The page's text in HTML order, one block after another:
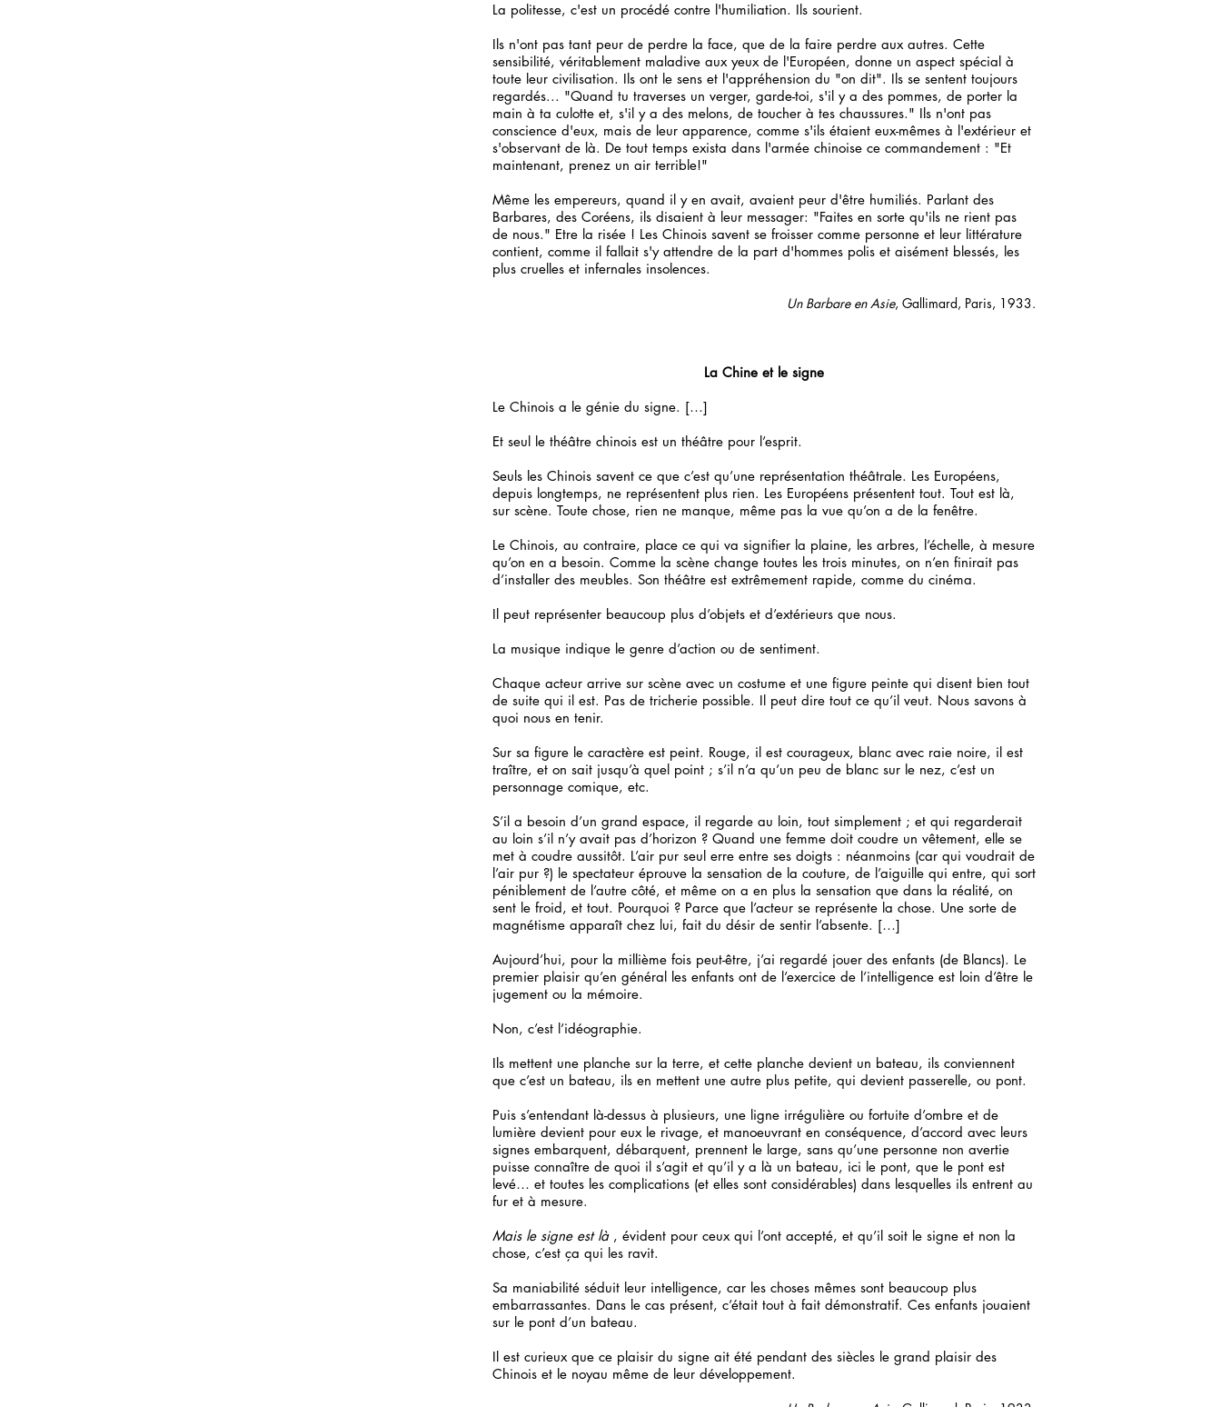
La politesse, c'est un procédé contre l'humiliation. Ils sourient.
Ils n'ont pas tant peur de perdre la face, que de la faire perdre aux autres. Cette
sensibilité, véritablement maladive aux yeux de l'Européen, donne un aspect spécial à
toute leur civilisation. Ils ont le sens et l'appréhension du "on dit". Ils se sentent toujours
regardés... "Quand tu traverses un verger, garde-toi, s'il y a des pommes, de porter la
main à ta culotte et, s'il y a des melons, de toucher à tes chaussures." Ils n'ont pas
conscience d'eux, mais de leur apparence, comme s'ils étaient eux-mêmes à l'extérieur et
s'observant de là. De tout temps exista dans l'armée chinoise ce commandement : "Et
maintenant, prenez un air terrible!"
Même les empereurs, quand il y en avait, avaient peur d'être humiliés. Parlant des
Barbares, des Coréens, ils disaient à leur messager: "Faites en sorte qu'ils ne rient pas
de nous." Etre la risée ! Les Chinois savent se froisser comme personne et leur littérature
contient, comme il fallait s'y attendre de la part d'hommes polis et aisément blessés, les
plus cruelles et infernales insolences.
Un Barbare en Asie, Gallimard, Paris, 1933.
La Chine et le signe
Le Chinois a le génie du signe. […]
Et seul le théâtre chinois est un théâtre pour l’esprit.
Seuls les Chinois savent ce que c’est qu’une représentation théâtrale. Les Européens,
depuis longtemps, ne représentent plus rien. Les Européens présentent tout. Tout est là,
sur scène. Toute chose, rien ne manque, même pas la vue qu’on a de la fenêtre.
Le Chinois, au contraire, place ce qui va signifier la plaine, les arbres, l’échelle, à mesure
qu’on en a besoin. Comme la scène change toutes les trois minutes, on n’en finirait pas
d’installer des meubles. Son théâtre est extrêmement rapide, comme du cinéma.
Il peut représenter beaucoup plus d’objets et d’extérieurs que nous.
La musique indique le genre d’action ou de sentiment.
Chaque acteur arrive sur scène avec un costume et une figure peinte qui disent bien tout
de suite qui il est. Pas de tricherie possible. Il peut dire tout ce qu’il veut. Nous savons à
quoi nous en tenir.
Sur sa figure le caractère est peint. Rouge, il est courageux, blanc avec raie noire, il est
traître, et on sait jusqu’à quel point ; s’il n’a qu’un peu de blanc sur le nez, c’est un
personnage comique, etc.
S’il a besoin d’un grand espace, il regarde au loin, tout simplement ; et qui regarderait
au loin s’il n’y avait pas d’horizon ? Quand une femme doit coudre un vêtement, elle se
met à coudre aussitôt. L’air pur seul erre entre ses doigts : néanmoins (car qui voudrait de
l’air pur ?) le spectateur éprouve la sensation de la couture, de l’aiguille qui entre, qui sort
péniblement de l’autre côté, et même on a en plus la sensation que dans la réalité, on
sent le froid, et tout. Pourquoi ? Parce que l’acteur se représente la chose. Une sorte de
magnétisme apparaît chez lui, fait du désir de sentir l’absente. […]
Aujourd’hui, pour la millième fois peut-être, j’ai regardé jouer des enfants (de Blancs). Le
premier plaisir qu’en général les enfants ont de l’exercice de l’intelligence est loin d’être le
jugement ou la mémoire.
Non, c’est l’idéographie.
Ils mettent une planche sur la terre, et cette planche devient un bateau, ils conviennent
que c’est un bateau, ils en mettent une autre plus petite, qui devient passerelle, ou pont.
Puis s’entendant là-dessus à plusieurs, une ligne irrégulière ou fortuite d’ombre et de
lumière devient pour eux le rivage, et manoeuvrant en conséquence, d’accord avec leurs
signes embarquent, débarquent, prennent le large, sans qu’une personne non avertie
puisse connaître de quoi il s’agit et qu’il y a là un bateau, ici le pont, que le pont est
levé… et toutes les complications (et elles sont considérables) dans lesquelles ils entrent au
fur et à mesure.
Mais le signe est là, évident pour ceux qui l’ont accepté, et qu’il soit le signe et non la
chose, c’est ça qui les ravit.
Sa maniabilité séduit leur intelligence, car les choses mêmes sont beaucoup plus
embarrassantes. Dans le cas présent, c’était tout à fait démonstratif. Ces enfants jouaient
sur le pont d’un bateau.
Il est curieux que ce plaisir du signe ait été pendant des siècles le grand plaisir des
Chinois et le noyau même de leur développement.